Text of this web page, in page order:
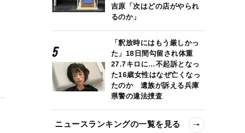
吉原「次はどの店がやられ
るのか」
「釈放時にはもう厳しかっ
た」18日間勾留され体重
27.7キロに…不起訴となっ
た16歳女性はなぜ亡くなっ
たのか 遺族が訴える兵庫
県警の違法捜査
ニュースランキングの一覧を見る